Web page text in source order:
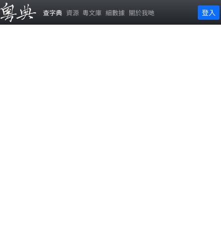
查字典 資源 粵文庫 細數據 關於我哋 登入